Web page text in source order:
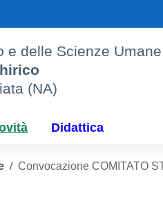
e delle Scienze Umane
(NA)
Didattica
Convocazione COMITATO